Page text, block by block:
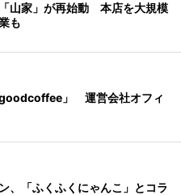
山家」が再始動 本店を大規模
も
」 運営会社オフィ
、「ふくふくにゃんこ」とコラ